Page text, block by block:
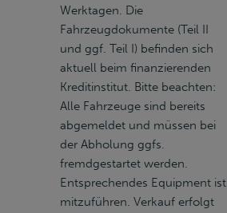
Werktagen. Die
Fahrzeugdokumente (Teil II
und ggf. Teil I) befinden sich
aktuell beim finanzierenden
Kreditinstitut. Bitte beachten:
Alle Fahrzeuge sind bereits
abgemeldet und müssen bei
der Abholung ggfs.
fremdgestartet werden.
Entsprechendes Equipment ist
mitzuführen. Verkauf erfolgt